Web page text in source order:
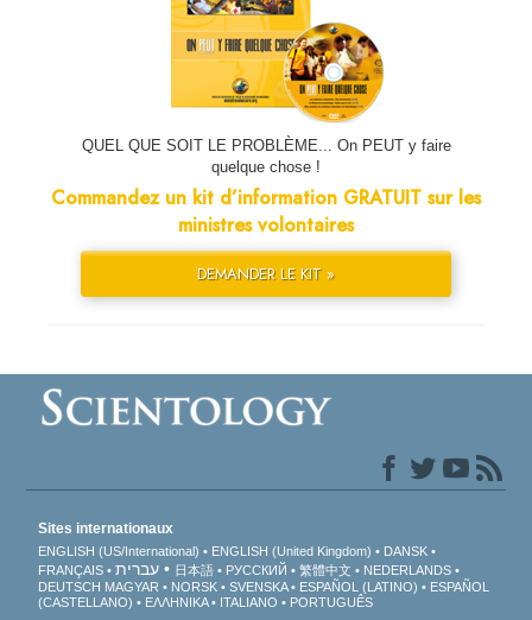
QUEL QUE SOIT LE PROBLÈME... On PEUT y faire
quelque chose !
Commandez un kit d’information GRATUIT sur les
ministres volontaires
DEMANDER LE KIT »
Sites internationaux
ENGLISH (US/International) ENGLISH (United Kingdom)
DANSK
FRANÇAIS
עברית 日本語 РУССКИЙ 繁體中文
NEDERLANDS
DEUTSCH MAGYAR NORSK SVENSKA ESPAÑOL (LATINO)
ESPAÑOL
(CASTELLANO)
ΕΛΛΗΝΙΚA ITALIANO PORTUGUÊS